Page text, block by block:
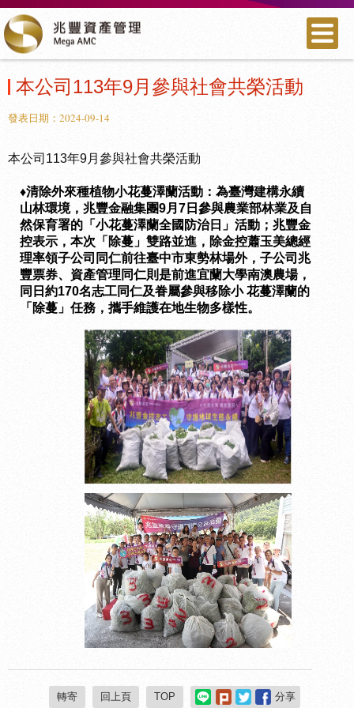
本公司113年9月參與社會共榮活動
發表日期：2024-09-14
本公司113年9月參與社會共榮活動
♦清除外來種植物小花蔓澤蘭活動：為臺灣建構永續
山林環境，兆豐金融集團9月7日參與農業部林業及自
然保育署的「小花蔓澤蘭全國防治日」活動；兆豐金
控表示，本次「除蔓」雙路並進，除金控蕭玉美總經
理率領子公司同仁前往臺中市東勢林場外，子公司兆
豐票券、資產管理同仁則是前進宜蘭大學南澳農場，
同日約170名志工同仁及眷屬參與移除小 花蔓澤蘭的
「除蔓」任務，攜手維護在地生物多樣性。
轉寄 回上頁 TOP 分享